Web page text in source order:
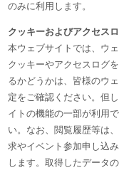
のみに利用します。
クッキーおよびアクセス
本ウェブサイトでは、ウ
クッキーやアクセスログ
るかどうかは、皆様のウ
定をご確認ください。但
イトの機能の一部が利用
い。なお、閲覧履歴等は
求やイベント参加申し込
します。取得したデータ